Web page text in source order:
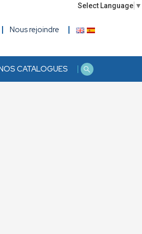
Select Language ▼
Nous rejoindre
CATALOGUES